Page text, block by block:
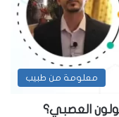
معلومة من طبيب
العصبي؟